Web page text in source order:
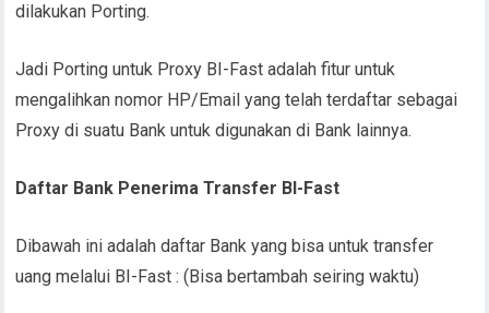
dilakukan Porting.
Jadi Porting untuk Proxy BI-Fast adalah fitur untuk
mengalihkan nomor HP/Email yang telah terdaftar sebagai
Proxy di suatu Bank untuk digunakan di Bank lainnya.
Daftar Bank Penerima Transfer BI-Fast
Dibawah ini adalah daftar Bank yang bisa untuk transfer
uang melalui BI-Fast : (Bisa bertambah seiring waktu)